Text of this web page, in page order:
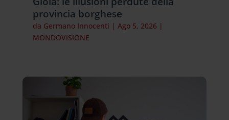
provincia borghese
da Germano Innocenti | Ago 5, 2026 |
MONDOVISIONE